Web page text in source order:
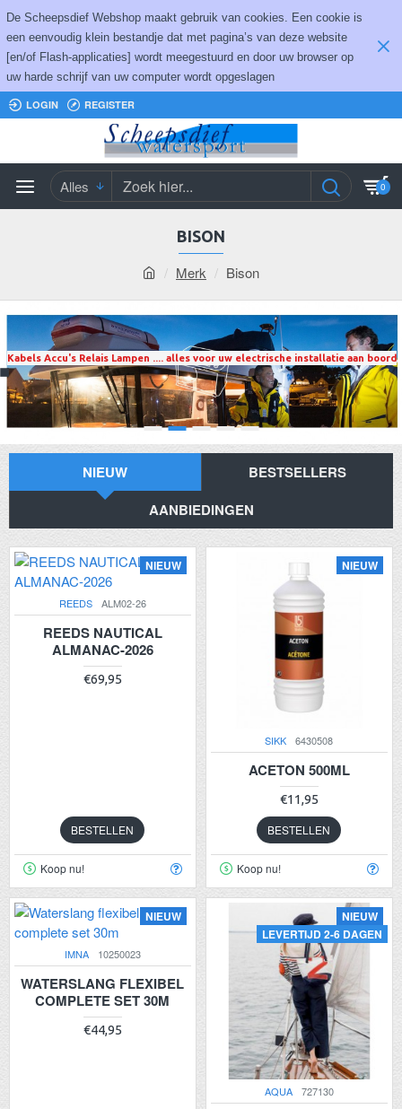
De Scheepsdief Webshop maakt gebruik van cookies. Een cookie is
een eenvoudig klein bestandje dat met pagina’s van deze website
[en/of Flash-applicaties] wordt meegestuurd en door uw browser op
uw harde schrijf van uw computer wordt opgeslagen
LOGIN REGISTER
Alles 0
Merk Bison
BISON
Kabels Accu's Relais Lampen .... alles voor uw electrische installatie aan boord
NIEUW
BESTSELLERS
AANBIEDINGEN
NIEUW
REEDS ALM02-26
REEDS NAUTICAL
ALMANAC-2026
€69,95
BESTELLEN
Koop nu!
NIEUW
SIKK 6430508
ACETON 500ML
€11,95
BESTELLEN
Koop nu!
NIEUW
IMNA 10250023
WATERSLANG FLEXIBEL
COMPLETE SET 30M
€44,95
NIEUW
LEVERTIJD 2-6 DAGEN
AQUA 727130